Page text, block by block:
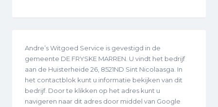
Andre’s Witgoed Service is gevestigd in de
gemeente DE FRYSKE MARREN. U vindt het bedrijf
aan de Huisterheide 26, 8521ND Sint Nicolaasga. In
het contactblok kunt u informatie bekijken van dit
bedrijf. Door te klikken op het adres kunt u
navigeren naar dit adres door middel van Google